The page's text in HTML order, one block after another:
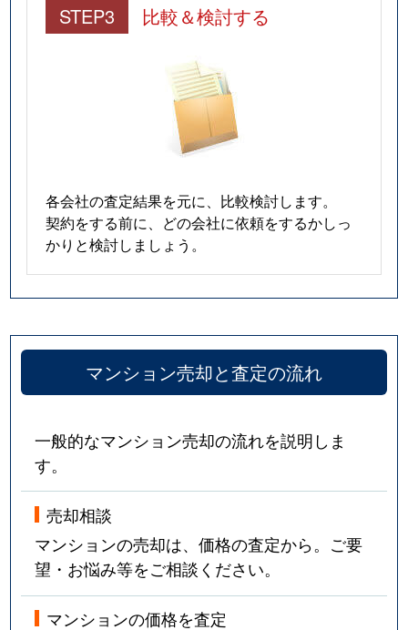
STEP3 比較＆検討する
各会社の査定結果を元に、比較検討します。
契約をする前に、どの会社に依頼をするかしっ
かりと検討しましょう。
マンション売却と査定の流れ
一般的なマンション売却の流れを説明しま
す。
売却相談
マンションの売却は、価格の査定から。ご要
望・お悩み等をご相談ください。
マンションの価格を査定